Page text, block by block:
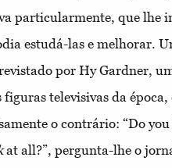
particularmente, que lhe
estudá-las e melhorar.
por Hy Gardner,
televisivas da
o contrário: “Do you
at all?”, pergunta-lhe o